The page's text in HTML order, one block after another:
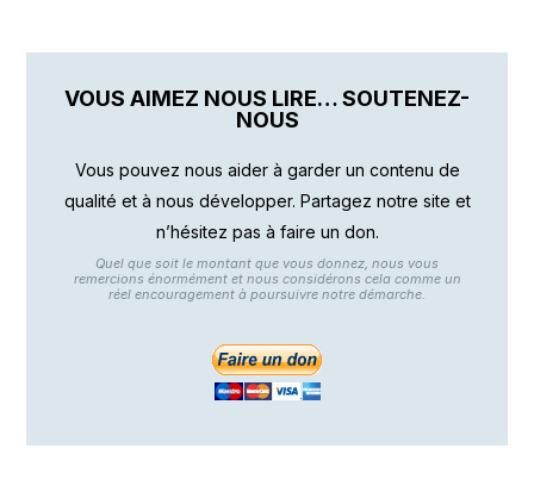
VOUS AIMEZ NOUS LIRE… SOUTENEZ-
NOUS
Vous pouvez nous aider à garder un contenu de
qualité et à nous développer. Partagez notre site et
n’hésitez pas à faire un don.
Quel que soit le montant que vous donnez, nous vous
remercions énormément et nous considérons cela comme un
réel encouragement à poursuivre notre démarche.